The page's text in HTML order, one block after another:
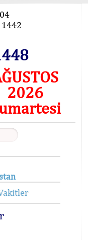
2026